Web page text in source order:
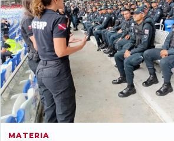
MATERIA